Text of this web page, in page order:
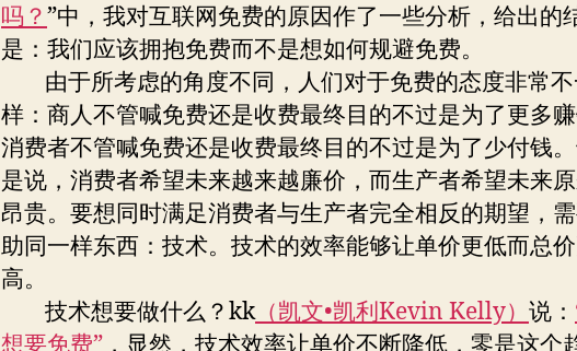
吗？”中，我对互联网免费的原因作了一些分析，给出的
是：我们应该拥抱免费而不是想如何规避免费。
由于所考虑的角度不同，人们对于免费的态度非常不
样：商人不管喊免费还是收费最终目的不过是为了更多赚
消费者不管喊免费还是收费最终目的不过是为了少付钱
是说，消费者希望未来越来越廉价，而生产者希望未来
昂贵。要想同时满足消费者与生产者完全相反的期望，
助同一样东西：技术。技术的效率能够让单价更低而总
高。
技术想要做什么？kk（凯文•凯利Kevin Kelly） 说：
想要免费” ，显然，技术效率让单价不断降低，零是这个